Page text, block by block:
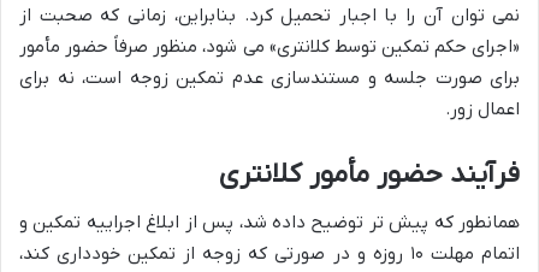
نمی توان آن را با اجبار تحمیل کرد. بنابراین، زمانی که صحبت از
«اجرای حکم تمکین توسط کلانتری» می شود، منظور صرفاً حضور مأمور
برای صورت جلسه و مستندسازی عدم تمکین زوجه است، نه برای
اعمال زور.
فرآیند حضور مأمور کلانتری
همانطور که پیش تر توضیح داده شد، پس از ابلاغ اجراییه تمکین و
اتمام مهلت ۱۰ روزه و در صورتی که زوجه از تمکین خودداری کند،